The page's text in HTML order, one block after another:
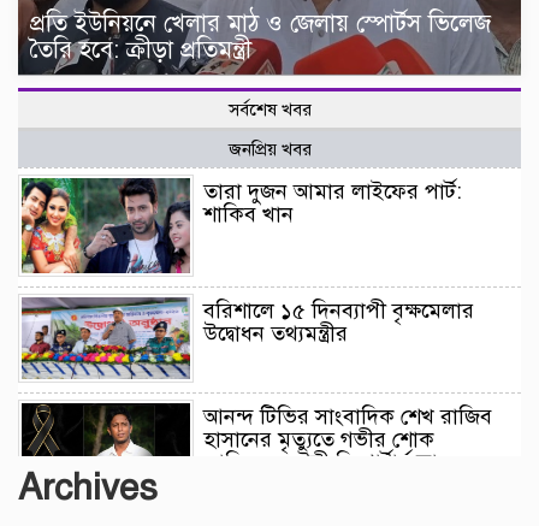
প্রতি ইউনিয়নে খেলার মাঠ ও জেলায় স্পোর্টস ভিলেজ
তৈরি হবে: ক্রীড়া প্রতিমন্ত্রী
সর্বশেষ খবর
জনপ্রিয় খবর
তারা দুজন আমার লাইফের পার্ট:
শাকিব খান
বরিশালে ১৫ দিনব্যাপী বৃক্ষমেলার
উদ্বোধন তথ্যমন্ত্রীর
আনন্দ টিভির সাংবাদিক শেখ রাজিব
হাসানের মৃত্যুতে গভীর শোক
জানিয়েছেন টঙ্গী রিপোর্টার্স ক্লাবের
Archives